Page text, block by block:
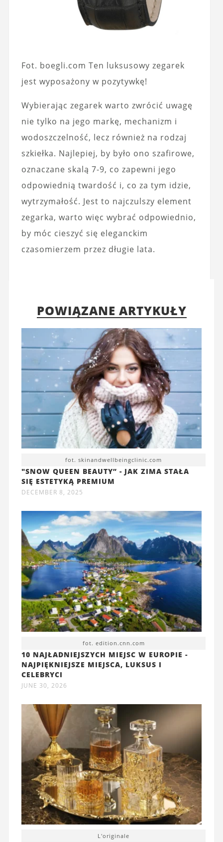
Fot. boegli.com Ten luksusowy zegarek
jest wyposażony w pozytywkę!
Wybierając zegarek warto zwrócić uwagę
nie tylko na jego markę, mechanizm i
wodoszczelność, lecz również na rodzaj
szkiełka. Najlepiej, by było ono szafirowe,
oznaczane skalą 7-9, co zapewni jego
odpowiednią twardość i, co za tym idzie,
wytrzymałość. Jest to najczulszy element
zegarka, warto więc wybrać odpowiednio,
by móc cieszyć się eleganckim
czasomierzem przez długie lata.
POWIĄZANE ARTYKUŁY
fot. skinandwellbeingclinic.com
"SNOW QUEEN BEAUTY” - JAK ZIMA STAŁA
SIĘ ESTETYKĄ PREMIUM
DECEMBER 8, 2025
fot. edition.cnn.com
10 NAJŁADNIEJSZYCH MIEJSC W EUROPIE -
NAJPIĘKNIEJSZE MIEJSCA, LUKSUS I
CELEBRYCI
JUNE 30, 2026
L'originale